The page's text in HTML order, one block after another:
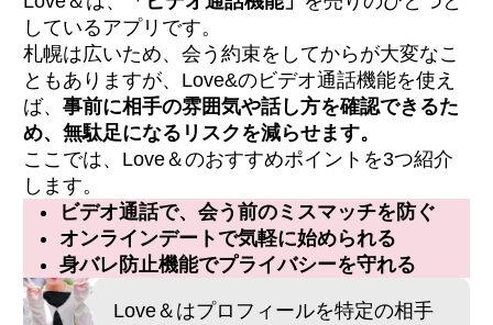
しているアプリです。
札幌は広いため、会う約束をしてからが大変なこ
ともありますが、Love&のビデオ通話機能を使え
ば、 事前に相手の雰囲気や話し方を確認できるた
め、無駄足になるリスクを減らせます。
ここでは、Love＆のおすすめポイントを3つ紹介
します。
ビデオ通話で、会う前のミスマッチを防ぐ
オンラインデートで気軽に始められる
身バレ防止機能でプライバシーを守れる
Love＆はプロフィールを特定の相手